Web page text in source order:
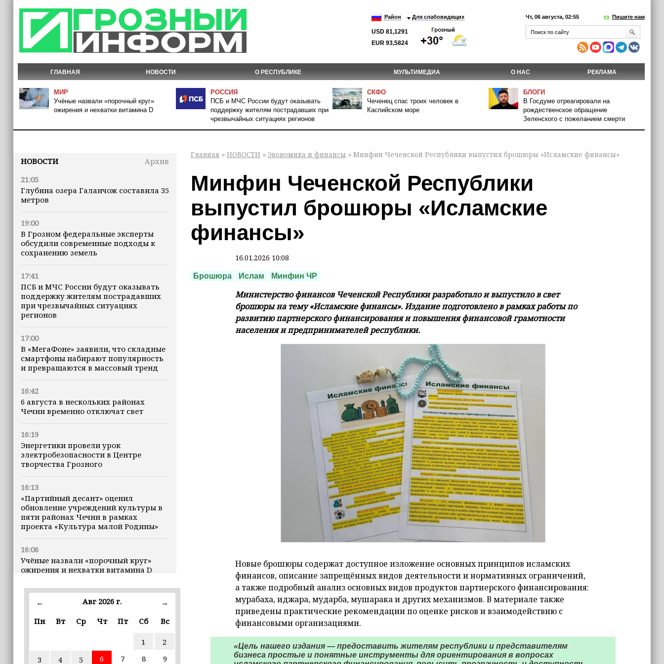
Район Для слабовидящих
USD 81,1291
EUR 93,5824
Чт, 06 августа, 02:55 Пишите нам
ГЛАВНАЯ НОВОСТИ О РЕСПУБЛИКЕ МУЛЬТИМЕДИА О НАС РЕКЛАМА
МИР
Учёные назвали «порочный круг»
ожирения и нехватки витамина D
РОССИЯ
ПСБ и МЧС России будут оказывать
поддержку жителям пострадавших при
чрезвычайных ситуациях регионов
СКФО
Чеченец спас троих человек в
Каспийском море
БЛОГИ
В Госдуме отреагировали на
рождественское обращение
Зеленского с пожеланием смерти
НОВОСТИ
Архив
21:05
Глубина озера Галанчож составила 35
метров
19:00
В Грозном федеральные эксперты
обсудили современные подходы к
сохранению земель
17:41
ПСБ и МЧС России будут оказывать
поддержку жителям пострадавших
при чрезвычайных ситуациях
регионов
17:00
В «МегаФоне» заявили, что складные
смартфоны набирают популярность
и превращаются в массовый тренд
16:42
6 августа в нескольких районах
Чечни временно отключат свет
16:19
Энергетики провели урок
электробезопасности в Центре
творчества Грозного
16:13
«Партийный десант» оценил
обновление учреждений культуры в
пяти районах Чечни в рамках
проекта «Культура малой Родины»
16:06
Учёные назвали «порочный круг»
ожирения и нехватки витамина D
16:00
В Чеченской Республике начинается
избирательные комиссии
← Авг 2026 г.
→
Пн
Вт Ср Чт Пт Сб Вс
1
2
3
4 5 6 7 8
9
Главная » НОВОСТИ » Экономика и финансы » Минфин Чеченской Республики выпустил брошюры «Исламские финансы»
Минфин Чеченской Республики
выпустил брошюры «Исламские
финансы»
16.01.2026 10:08
Брошюра Ислам Минфин ЧР
Министерство финансов Чеченской Республики разработало и выпустило в свет
брошюры на тему «Исламские финансы». Издание подготовлено в рамках работы по
развитию партнерского финансирования и повышения финансовой грамотности
населения и предпринимателей республики.
Новые брошюры содержат доступное изложение основных принципов исламских
финансов, описание запрещённых видов деятельности и нормативных ограничений,
а также подробный анализ основных видов продуктов партнерского финансирования:
мурабаха, иджара, мударба, мушарака и других механизмов. В материале также
приведены практические рекомендации по оценке рисков и взаимодействию с
финансовыми организациями.
«Цель нашего издания — предоставить жителям республики и представителям
бизнеса простые и понятные инструменты для ориентирования в вопросах